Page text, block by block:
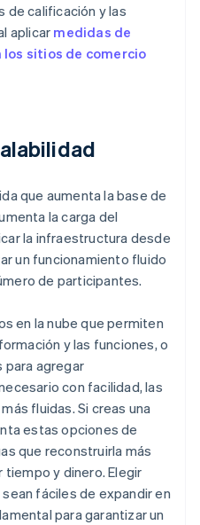
de calificación y las
aplicar medidas de
sitios de comercio
que aumenta la base de
la carga del
la infraestructura desde
un funcionamiento fluido
de participantes.
en la nube que permiten
y las funciones, o
para agregar
con facilidad, las
fluidas. Si creas una
estas opciones de
que reconstruirla más
tiempo y dinero. Elegir
fáciles de expandir en
para garantizar un